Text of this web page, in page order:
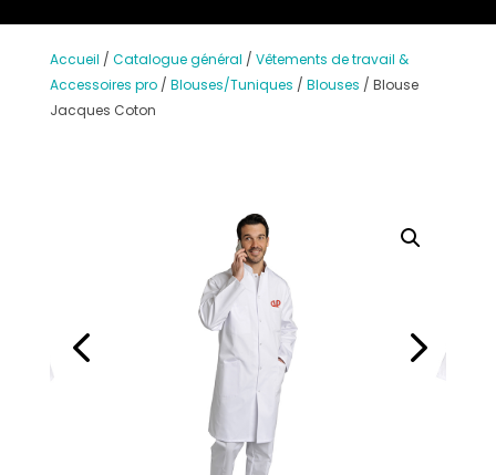
Accueil / Catalogue général / Vêtements de travail &
Accessoires pro/ Blouses/Tuniques / Blouses / Blouse
Jacques Coton